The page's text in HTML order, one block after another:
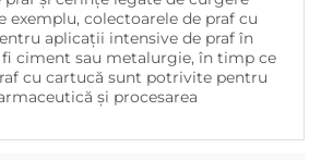
exemplu, colectoarele de praf cu
aplicații intensive de praf în
ciment sau metalurgie, în timp ce
cu cartucă sunt potrivite pentru
și procesarea